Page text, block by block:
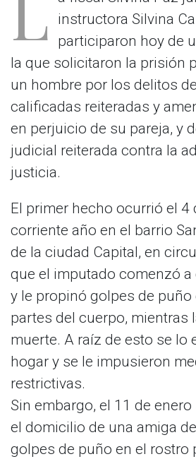
instructora Silvina
participaron hoy de
la que solicitaron la prisión
un hombre por los delitos
calificadas reiteradas y
en perjuicio de su pareja, y
judicial reiterada contra la
justicia.
El primer hecho ocurrió el 4
corriente año en el barrio
de la ciudad Capital, en
que el imputado comenzó a
y le propinó golpes de puño
partes del cuerpo, mientras
muerte. A raíz de esto se lo
hogar y se le impusieron
restrictivas.
Sin embargo, el 11 de
el domicilio de una amiga
golpes de puño en el rostro